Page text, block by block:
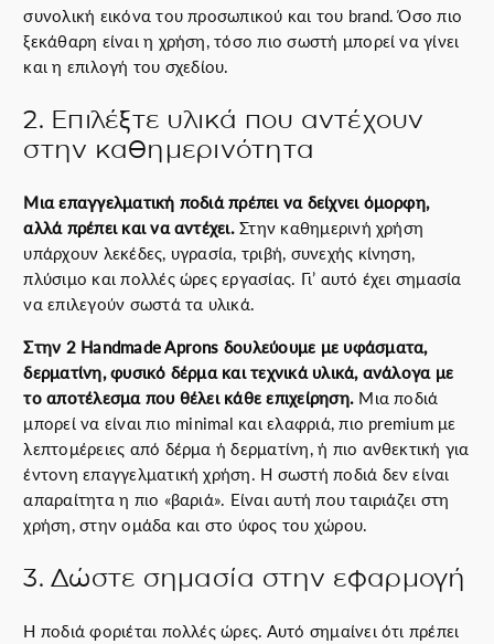
συνολική εικόνα του προσωπικού και του brand. Όσο πιο
ξεκάθαρη είναι η χρήση, τόσο πιο σωστή μπορεί να γίνει
και η επιλογή του σχεδίου.
2. Επιλέξτε υλικά που αντέχουν
στην καθημερινότητα
Μια επαγγελματική ποδιά πρέπει να δείχνει όμορφη,
αλλά πρέπει και να αντέχει.Στην καθημερινή χρήση
υπάρχουν λεκέδες, υγρασία, τριβή, συνεχής κίνηση,
πλύσιμο και πολλές ώρες εργασίας. Γι’ αυτό έχει σημασία
να επιλεγούν σωστά τα υλικά.
Στην 2 Handmade Aprons δουλεύουμε με υφάσματα,
δερματίνη, φυσικό δέρμα και τεχνικά υλικά, ανάλογα με
το αποτέλεσμα που θέλει κάθε επιχείρηση. Μια ποδιά
μπορεί να είναι πιο minimal και ελαφριά, πιο premium με
λεπτομέρειες από δέρμα ή δερματίνη, ή πιο ανθεκτική για
έντονη επαγγελματική χρήση. Η σωστή ποδιά δεν είναι
απαραίτητα η πιο «βαριά». Είναι αυτή που ταιριάζει στη
χρήση, στην ομάδα και στο ύφος του χώρου.
3. Δώστε σημασία στην εφαρμογή
Η ποδιά φοριέται πολλές ώρες. Αυτό σημαίνει ότι πρέπει